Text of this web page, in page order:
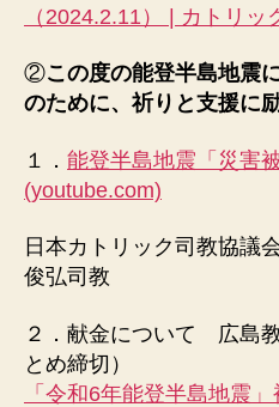
（2024.2.11） | カトリ
②この度の能登半島地震
のために、祈りと支援に
１． 能登半島地震「災害
(youtube.com)
日本カトリック司教協
俊弘司教
２．献金について 広島
とめ締切）
「令和6年能登半島地震